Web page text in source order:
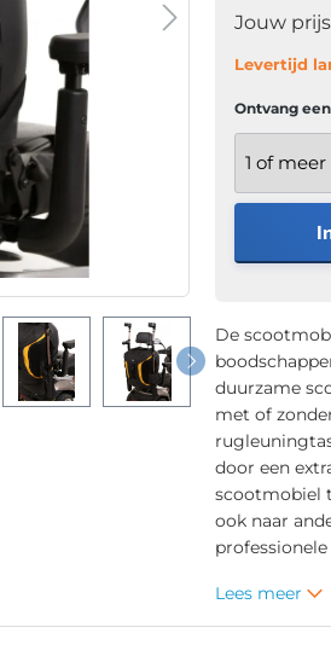
Jouw prijs
Levertijd
Ontvang
De
duurzame
met of
door een
scootmobiel
ook naar
Lees meer